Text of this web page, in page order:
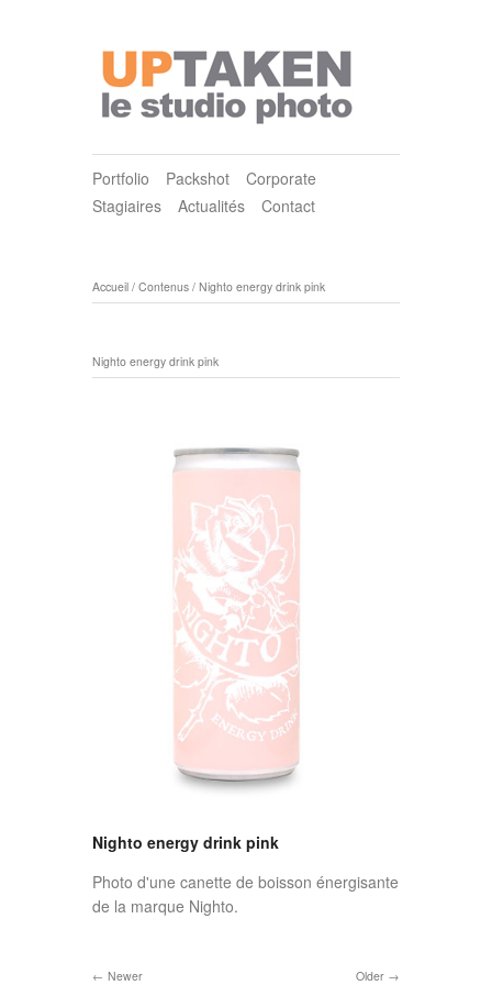
Portfolio Packshot
Corporate
Stagiaires
Actualités Contact
Accueil / Contenus / Nighto energy drink pink
Nighto energy drink pink
Nighto energy drink pink
Photo d'une canette de boisson énergisante
de la marque Nighto.
Older
Newer